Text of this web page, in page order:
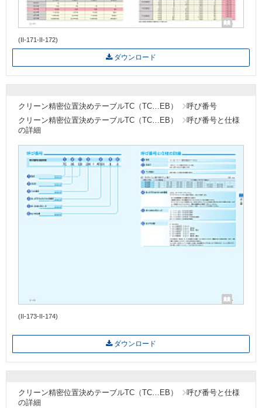
(II-171-II-172)
ダウンロード
クリーン精密位置決めテーブルTC（TC…EB）
呼び番号
クリーン精密位置決めテーブルTC（TC…EB）
呼び番号と仕様
の詳細
(II-173-II-174)
ダウンロード
クリーン精密位置決めテーブルTC（TC…EB）
呼び番号と仕様
の詳細